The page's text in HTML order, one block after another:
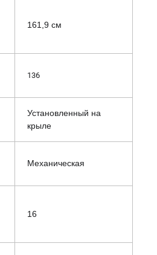
161,9 см
136
Установленный на
крыле
Механическая
16